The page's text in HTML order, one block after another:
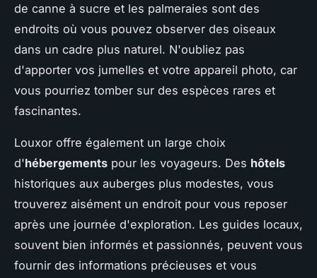
de canne à sucre et les palmeraies sont des
endroits où vous pouvez observer des oiseaux
dans un cadre plus naturel. N'oubliez pas
d'apporter vos jumelles et votre appareil photo, car
vous pourriez tomber sur des espèces rares et
fascinantes.
Louxor offre également un large choix
d'hébergements pour les voyageurs. Des hôtels
historiques aux auberges plus modestes, vous
trouverez aisément un endroit pour vous reposer
après une journée d'exploration. Les guides locaux,
souvent bien informés et passionnés, peuvent vous
fournir des informations précieuses et vous